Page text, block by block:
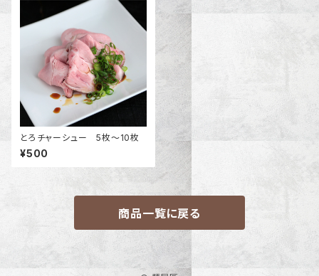
とろチャーシュー 5枚〜10枚
¥500
商品一覧に戻る